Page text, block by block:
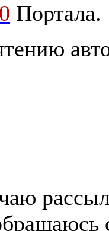
Портала.